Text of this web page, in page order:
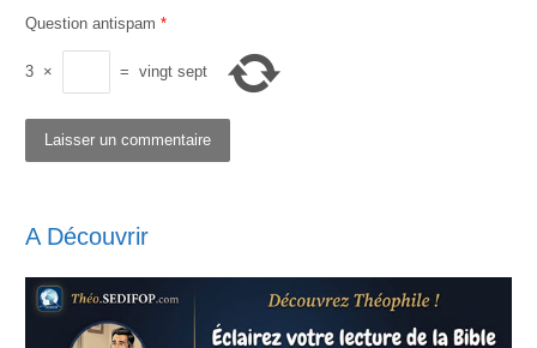
Question antispam *
3 × = vingt sept
A Découvrir